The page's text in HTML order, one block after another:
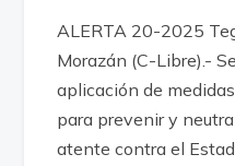
ALERTA 20-2025
Morazán (C-Libre).-
aplicación de
para prevenir y
atente contra el